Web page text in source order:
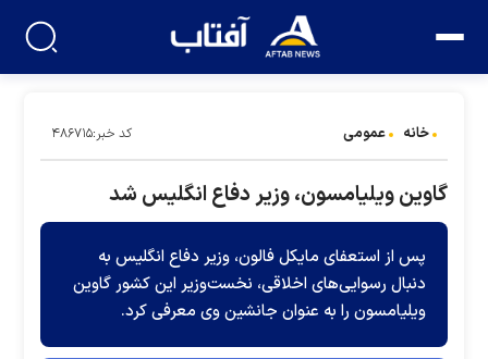
خانه عمومی کد خبر:۴۸۶۷۱۵
گاوین ویلیامسون، وزیر دفاع انگلیس شد
پس از استعفای مایکل فالون، وزیر دفاع انگلیس به
دنبال رسوایی‌های اخلاقی، نخست‌وزیر این کشور گاوین
ویلیامسون را به عنوان جانشین وی معرفی کرد.